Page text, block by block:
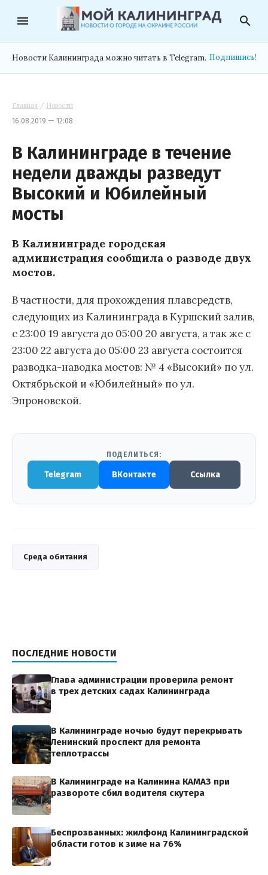
menu search
Новости Калининграда можно читать в Telegram. Подпишись!
Главная / Новости
16.08.2019 — 12:08
В Калининграде в течение
недели дважды разведут
Высокий и Юбилейный
мосты
В Калининграде городская
администрация сообщила о разводе двух
мостов.
В частности, для прохождения плавсредств,
следующих из Калининграда в Куршский залив,
с 23:00 19 августа до 05:00 20 августа, а так же с
23:00 22 августа до 05:00 23 августа состоится
разводка-наводка мостов: № 4 «Высокий» по ул.
Октябрьской и «Юбилейный» по ул.
Эпроновской.
ПОДЕЛИТЬСЯ:
Telegram ВКонтакте Ссылка
Среда обитания
ПОСЛЕДНИЕ НОВОСТИ
Глава администрации проверила ремонт
в трех детских садах Калининграда
В Калининграде ночью будут перекрывать
Ленинский проспект для ремонта
теплотрассы
В Калининграде на Калинина КАМАЗ при
развороте сбил водителя скутера
Беспрозванных: жилфонд Калининградской
области готов к зиме на 76%